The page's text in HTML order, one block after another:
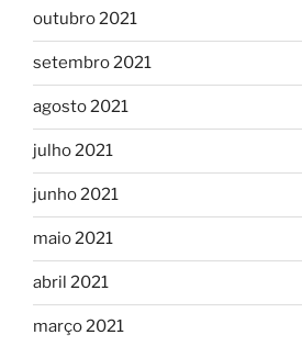
outubro 2021
setembro 2021
agosto 2021
julho 2021
junho 2021
maio 2021
abril 2021
março 2021